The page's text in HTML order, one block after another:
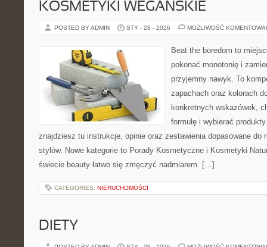
KOSMETYKI WEGAŃSKIE
POSTED BY ADMIN STY - 28 - 2026 MOŻLIWOŚĆ
Beat the boredom to
pokonać monotonię i
przyjemny nawyk. To
zapachach oraz kolorach
konkretnych wskazówek,
formułę i wybierać
znajdziesz tu instrukcje, opinie oraz zestawienia dopasowane do
stylów. Nowe kategorie to Porady Kosmetyczne i Kosmetyki
świecie beauty łatwo się zmęczyć nadmiarem. […]
CATEGORIES: NIERUCHOMOŚCI
DIETY